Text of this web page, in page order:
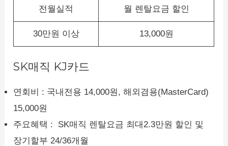
전월실적 월 렌탈요금 할인
30만원 이상 13,000원
SK매직 KJ카드
연회비 : 국내전용 14,000원, 해외겸용(MasterCard)
15,000원
주요혜택 : SK매직 렌탈요금 최대2.3만원 할인 및
장기할부 24/36개월